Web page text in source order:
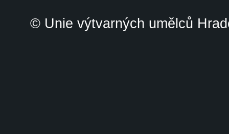
© Unie výtvarných umělců